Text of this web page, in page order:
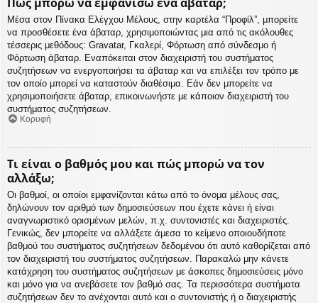
Μέσα στον Πίνακα Ελέγχου Μέλους, στην καρτέλα “Προφίλ”, μπορείτε
να προσθέσετε ένα άβαταρ, χρησιμοποιώντας μια από τις ακόλουθες
τέσσερις μεθόδους: Gravatar, Γκαλερί, Φόρτωση από σύνδεσμο ή
Φόρτωση άβαταρ. Εναπόκειται στον διαχειριστή του συστήματος
συζητήσεων να ενεργοποιήσει τα άβαταρ και να επιλέξει τον τρόπο με
τον οποίο μπορεί να καταστούν διαθέσιμα. Εάν δεν μπορείτε να
χρησιμοποιήσετε άβαταρ, επικοινωνήστε με κάποιον διαχειριστή του
συστήματος συζητήσεων.
Κορυφή
Τι είναι ο βαθμός μου και πώς μπορώ να τον
αλλάξω;
Οι βαθμοί, οι οποίοι εμφανίζονται κάτω από το όνομα μέλους σας,
δηλώνουν τον αριθμό των δημοσιεύσεων που έχετε κάνει ή είναι
αναγνωριστικό ορισμένων μελών, π.χ. συντονιστές και διαχειριστές.
Γενικώς, δεν μπορείτε να αλλάξετε άμεσα το κείμενο οποιουδήποτε
βαθμού του συστήματος συζητήσεων δεδομένου ότι αυτό καθορίζεται από
τον διαχειριστή του συστήματος συζητήσεων. Παρακαλώ μην κάνετε
κατάχρηση του συστήματος συζητήσεων με άσκοπες δημοσιεύσεις μόνο
και μόνο για να ανεβάσετε τον βαθμό σας. Τα περισσότερα συστήματα
συζητήσεων δεν το ανέχονται αυτό και ο συντονιστής ή ο διαχειριστής